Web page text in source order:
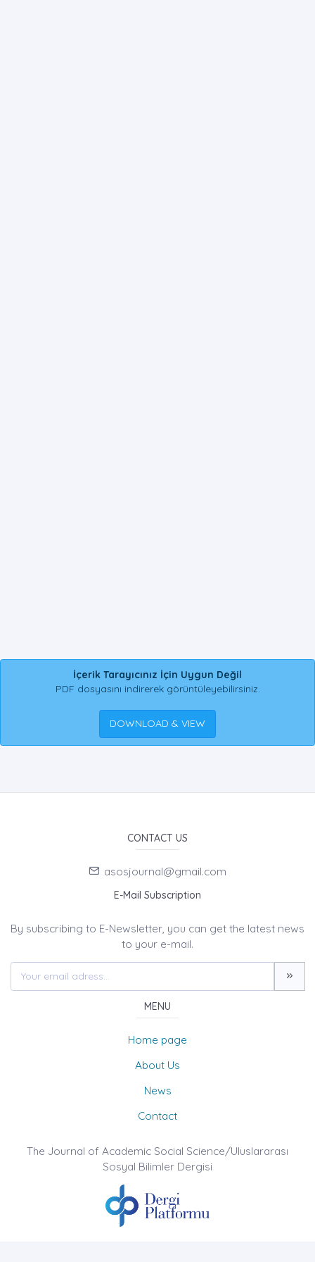
İçerik Tarayıcınız İçin Uygun Değil
PDF dosyasını indirerek görüntüleyebilirsiniz.
DOWNLOAD & VIEW
CONTACT US
asosjournal@gmail.com
E-Mail Subscription
By subscribing to E-Newsletter, you can get the latest news
to your e-mail.
MENU
Home page
About Us
News
Contact
The Journal of Academic Social Science/Uluslararası
Sosyal Bilimler Dergisi